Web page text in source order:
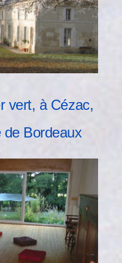
vert, à Cézac,
de Bordeaux